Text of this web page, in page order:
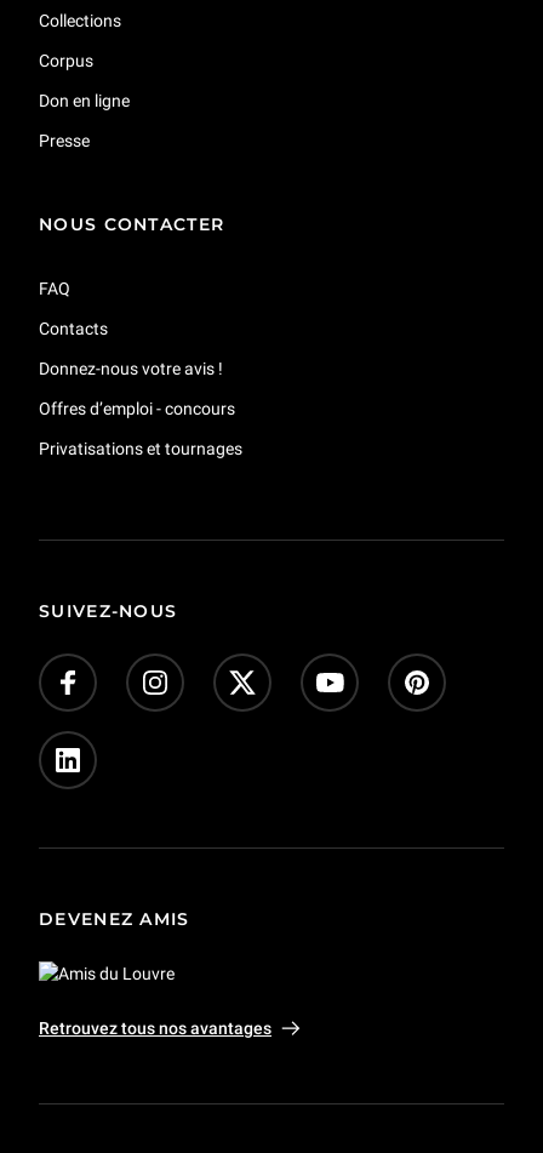
Collections
Corpus
Don en ligne
Presse
NOUS CONTACTER
FAQ
Contacts
Donnez-nous votre avis !
Offres d’emploi - concours
Privatisations et tournages
SUIVEZ-NOUS
DEVENEZ AMIS
Retrouvez tous nos avantages